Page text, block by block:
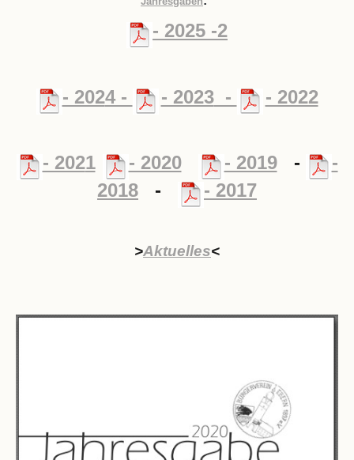
- 2025 -2
- 2024 - - 2023- - 2022
- 2021 - 2020 - 2019-
-
2018 - - 2017
>Aktuelles<